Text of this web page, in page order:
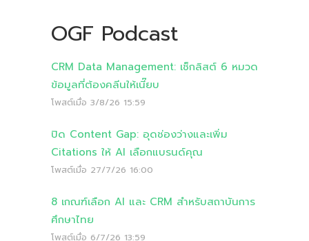
OGF Podcast
CRM Data Management: เช็กลิสต์ 6 หมวด
ข้อมูลที่ต้องคลีนให้เนี๊ยบ
โพสต์เมื่อ 3/8/26 15:59
ปิด Content Gap: อุดช่องว่างและเพิ่ม
Citations ให้ AI เลือกแบรนด์คุณ
โพสต์เมื่อ 27/7/26 16:00
8 เกณฑ์เลือก AI และ CRM สำหรับสถาบันการ
ศึกษาไทย
โพสต์เมื่อ 6/7/26 13:59